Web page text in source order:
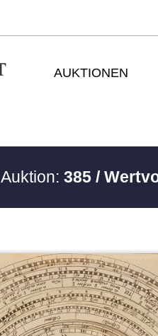
AUKTIONEN
Auktion: 385 /